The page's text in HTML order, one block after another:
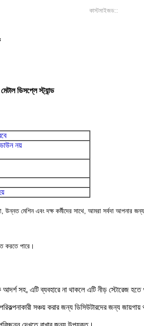
কাস্টমাইজড::
ডিসপ্লে স্ট্যান্ড
নয়
উন্নত মেশিন এবং দক্ষ কর্মীদের সাথে, আমরা সর্বদা আপনার
করতে পারে।
আদর্শ সহ, এটি ব্যবহারে না থাকলে এটি নীড় স্টোরেজ হতে
সঞ্চয় করার জন্য ডিসিউটারদের জন্য